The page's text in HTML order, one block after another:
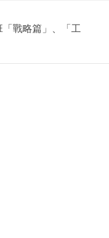
戰略篇」、「工